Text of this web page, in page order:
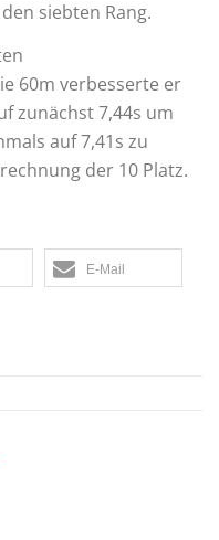
siebten Rang.
60m verbesserte er
zunächst 7,44s um
auf 7,41s zu
der 10 Platz.
E-Mail